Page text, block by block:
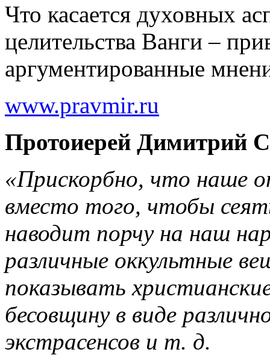
Что касается духовных
целительства Ванги –
аргументированные
www.pravmir.ru
Протоиерей Димитрий
«Прискорбно, что наше
вместо того, чтобы
наводит порчу на наш
различные оккультные
показывать
бесовщину в виде
экстрасенсов и т. д.